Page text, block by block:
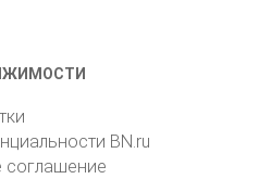
BN.ru
соглашение